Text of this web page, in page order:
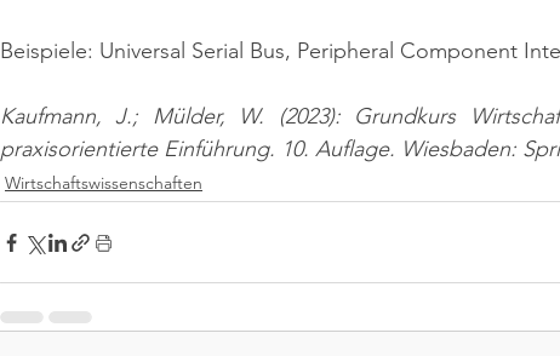
Beispiele: Universal Serial Bus, Peripheral Component
Kaufmann, J.; Mülder, W. (2023): Grundkurs
praxisorientierte Einführung. 10. Auflage. Wiesbaden:
Wirtschaftswissenschaften